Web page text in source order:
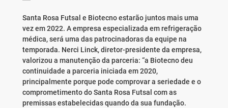
Santa Rosa Futsal e Biotecno estarão juntos mais uma
vez em 2022. A empresa especializada em refrigeração
médica, será uma das patrocinadoras da equipe na
temporada. Nerci Linck, diretor-presidente da empresa,
valorizou a manutenção da parceria: “a Biotecno deu
continuidade a parceria iniciada em 2020,
principalmente porque pode comprovar a seriedade e o
comprometimento do Santa Rosa Futsal com as
premissas estabelecidas quando da sua fundação.